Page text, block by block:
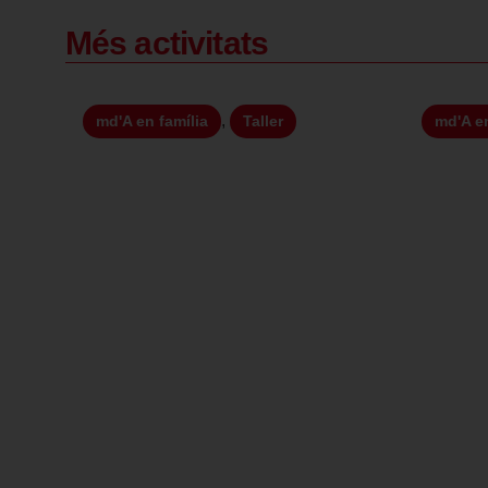
Més activitats
md'A en família , Taller md'A